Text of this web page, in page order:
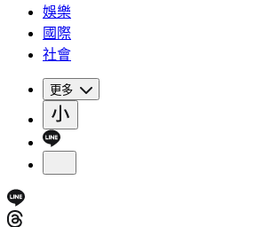
娛樂
國際
社會
更多